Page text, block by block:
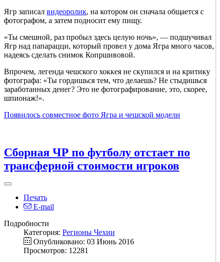
Ягр записал видеоролик, на котором он сначала общается с
фотографом, а затем подносит ему пищу.
«Ты смешной, раз пробыл здесь целую ночь», — подшучивал
Ягр над папарацци, который провел у дома Ягра много часов,
надеясь сделать снимок Копршивовой.
Впрочем, легенда чешского хоккея не скупился и на критику
фотографа: «Ты гордишься тем, что делаешь? Не стыдишься
заработанных денег? Это не фотографирование, это, скорее,
шпионаж!».
Появилось совместное фото Ягра и чешской модели
Cборная ЧР по футболу отстает по
трансферной стоимости игроков
Печать
E-mail
Подробности
Категория: Регионы Чехии
Опубликовано: 03 Июнь 2016
Просмотров: 12281